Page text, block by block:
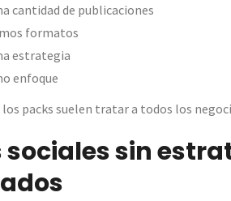
cantidad de publicaciones
formatos
estrategia
enfoque
packs suelen tratar a todos los
sociales sin